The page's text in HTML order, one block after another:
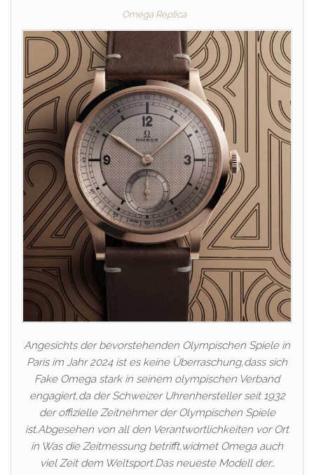
Omega Replica
Angesichts der bevorstehenden Olympischen Spiele in
Paris im Jahr 2024 ist es keine Überraschung,dass sich
Fake Omega stark in seinem olympischen Verband
engagiert,da der Schweizer Uhrenhersteller seit 1932
der offizielle Zeitnehmer der Olympischen Spiele
ist.Abgesehen von all den Verantwortlichkeiten vor Ort
in Was die Zeitmessung betrifft,widmet Omega auch
viel Zeit dem Weltsport.Das neueste Modell der…